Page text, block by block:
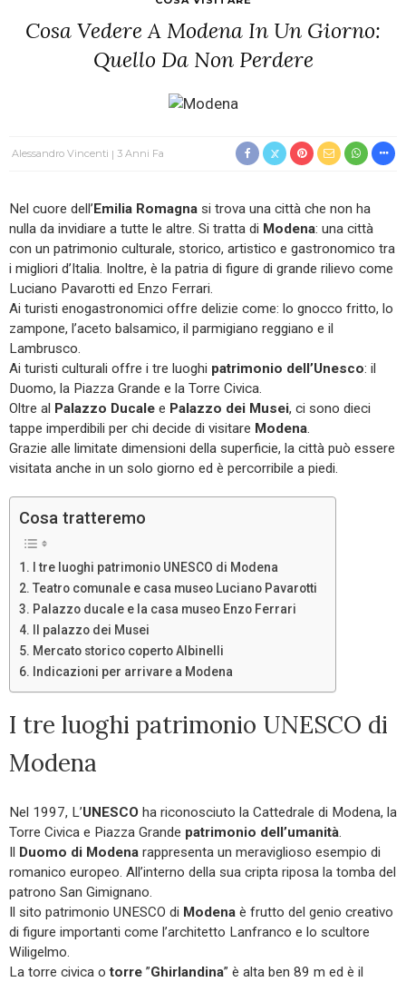
Cosa Vedere A Modena In Un Giorno:
Quello Da Non Perdere
Alessandro Vincenti 3 Anni Fa
Nel cuore dell’Emilia Romagna si trova una città che non ha
nulla da invidiare a tutte le altre. Si tratta di Modena: una città
con un patrimonio culturale, storico, artistico e gastronomico tra
i migliori d’Italia. Inoltre, è la patria di figure di grande rilievo come
Luciano Pavarotti ed Enzo Ferrari.
Ai turisti enogastronomici offre delizie come: lo gnocco fritto, lo
zampone, l’aceto balsamico, il parmigiano reggiano e il
Lambrusco.
Ai turisti culturali offre i tre luoghi patrimonio dell’Unesco: il
Duomo, la Piazza Grande e la Torre Civica.
Oltre al Palazzo Ducale e Palazzo dei Musei, ci sono dieci
tappe imperdibili per chi decide di visitare Modena.
Grazie alle limitate dimensioni della superficie, la città può essere
visitata anche in un solo giorno ed è percorribile a piedi.
Cosa tratteremo
I tre luoghi patrimonio UNESCO di Modena
Teatro comunale e casa museo Luciano Pavarotti
Palazzo ducale e la casa museo Enzo Ferrari
Il palazzo dei Musei
Mercato storico coperto Albinelli
Indicazioni per arrivare a Modena
I tre luoghi patrimonio UNESCO di
Modena
Nel 1997, L’UNESCO ha riconosciuto la Cattedrale di Modena, la
Torre Civica e Piazza Grande patrimonio dell’umanità.
Il Duomo di Modena rappresenta un meraviglioso esempio di
romanico europeo. All’interno della sua cripta riposa la tomba del
patrono San Gimignano.
Il sito patrimonio UNESCO di Modena è frutto del genio creativo
di figure importanti come l’architetto Lanfranco e lo scultore
Wiligelmo.
La torre civica otorre ”Ghirlandina” è alta ben 89 m ed è il